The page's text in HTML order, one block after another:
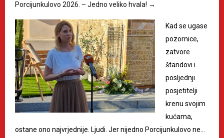
Porcijunkulovo 2026. – Jedno veliko hvala! →
Kad se ugase
pozornice,
zatvore
štandovi i
posljednji
posjetitelji
krenu svojim
kućama,
ostane ono najvrjednije. Ljudi. Jer nijedno Porcijunkulovo ne…